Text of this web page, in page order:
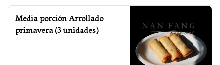
Media porción Arrollado
primavera (3 unidades)